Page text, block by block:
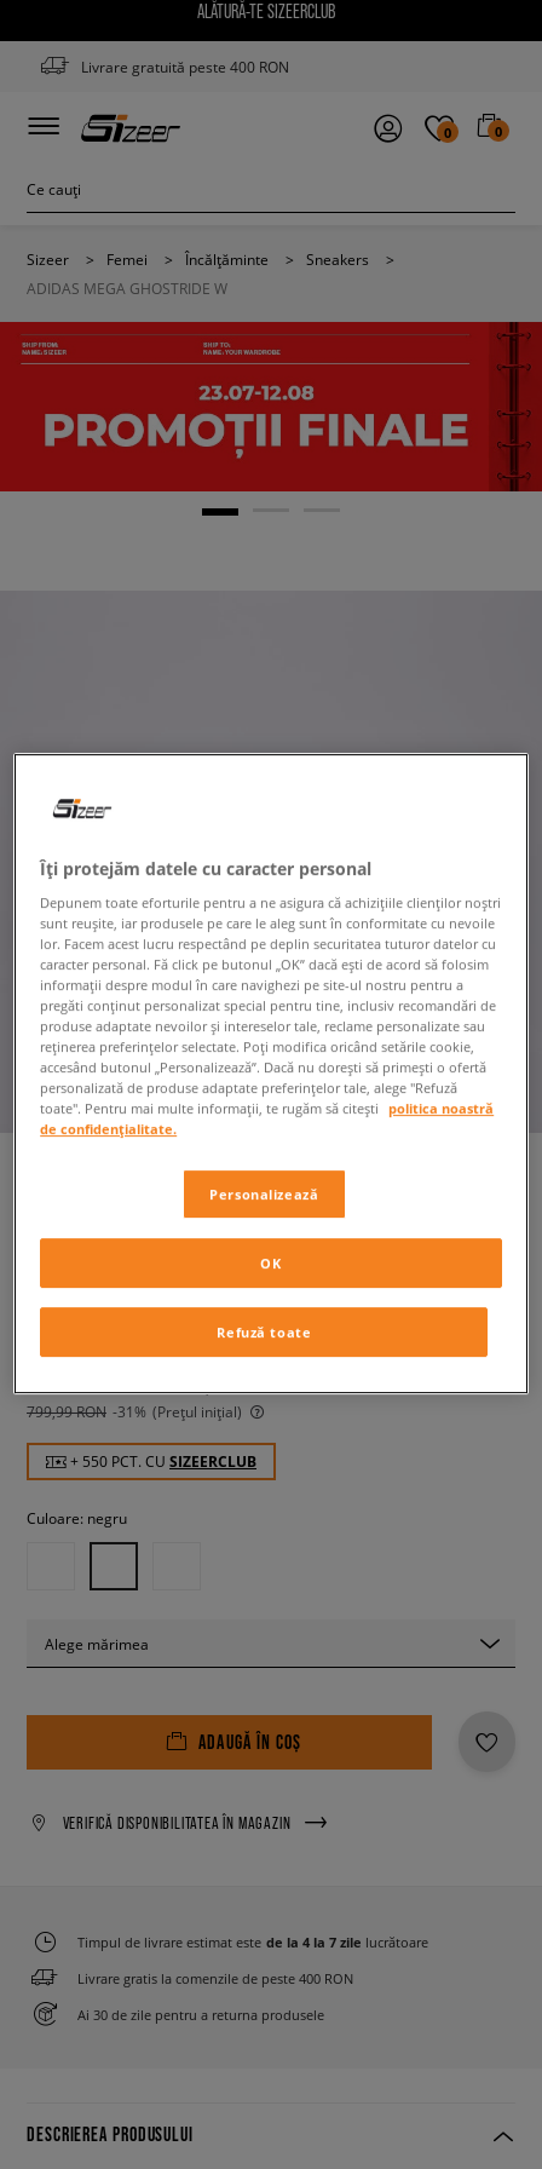
ALĂTURĂ-TE SIZEERCLUB
Livrare gratuită peste 400 RON
0 0
Sizeer > Femei > Încălțăminte > Sneakers
>
ADIDAS MEGA GHOSTRIDE W
ADIDAS MEGA GHOSTRIDE W
559,99 RON -2% (Cel mai mic preț din ultimele 30 de zile înainte de
799,99 RON -31% (Prețul inițial)
+ 550 PCT. CU SIZEERCLUB
Culoare: negru
Alege mărimea
ADAUGĂ ÎN COȘ
VERIFICĂ DISPONIBILITATEA ÎN MAGAZIN
Timpul de livrare estimat este de la 4 la 7 zile lucrătoare
Livrare gratis la comenzile de peste 400 RON
Ai 30 de zile pentru a returna produsele
DESCRIEREA PRODUSULUI
Îți protejăm datele cu caracter personal
Depunem toate eforturile pentru a ne asigura că achizițiile clienților noștri
sunt reușite, iar produsele pe care le aleg sunt în conformitate cu nevoile
lor. Facem acest lucru respectând pe deplin securitatea tuturor datelor cu
caracter personal. Fă click pe butonul „OK” dacă ești de acord să folosim
informații despre modul în care navighezi pe site-ul nostru pentru a
pregăti conținut personalizat special pentru tine, inclusiv recomandări de
produse adaptate nevoilor și intereselor tale, reclame personalizate sau
reținerea preferințelor selectate. Poți modifica oricând setările cookie,
accesând butonul „Personalizează”. Dacă nu dorești să primești o ofertă
personalizată de produse adaptate preferințelor tale, alege "Refuză
toate". Pentru mai multe informații, te rugăm să citești
politica noastră
de confidențialitate.
Personalizează
Refuză toate
OK